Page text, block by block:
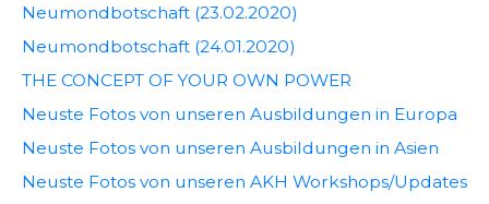
Neumondbotschaft (23.02.2020)
Neumondbotschaft (24.01.2020)
THE CONCEPT OF YOUR OWN POWER
Neuste Fotos von unseren Ausbildungen in Europa
Neuste Fotos von unseren Ausbildungen in Asien
Neuste Fotos von unseren AKH Workshops/Updates